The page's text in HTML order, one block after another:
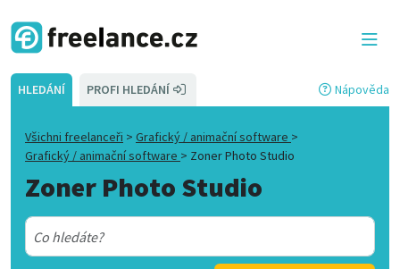
HLEDÁNÍ PROFI HLEDÁNÍ Nápověda
Všichni freelanceři > Grafický / animační software >
Grafický / animační software > Zoner Photo Studio
Zoner Photo Studio